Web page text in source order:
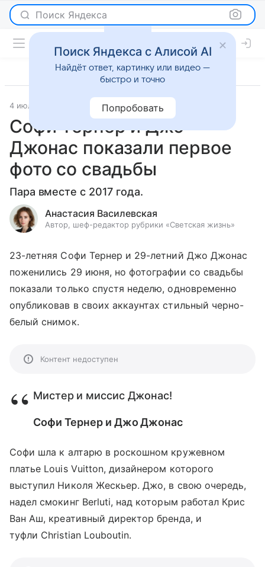
Поиск Яндекса
4 июля 2019 Светская жизнь
Софи Тернер и Джо
Джонас показали первое
фото со свадьбы
Пара вместе с 2017 года.
Анастасия Василевская
Автор, шеф-редактор рубрики «Светская жизнь»
23-летняя Софи Тернер и 29-летний Джо Джонас
поженились 29 июня, но фотографии со свадьбы
показали только спустя неделю, одновременно
опубликовав в своих аккаунтах стильный черно-
белый снимок.
Контент недоступен
Мистер и миссис Джонас!
Софи Тернер и Джо Джонас
Софи шла к алтарю в роскошном кружевном
платье Louis Vuitton, дизайнером которого
выступил Николя Жескьер. Джо, в свою очередь,
надел смокинг Berluti, над которым работал Крис
Ван Аш, креативный директор бренда, и
туфли Christian Louboutin.
Поиск Яндекса с Алисой AI
Найдёт ответ, картинку или видео —
быстро и точно
Попробовать